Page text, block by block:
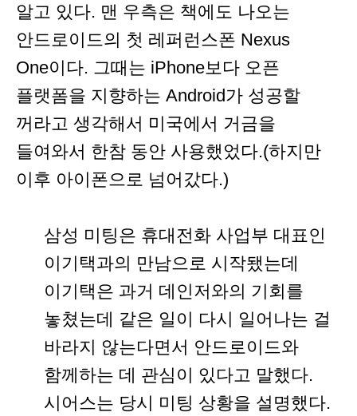
알고 있다. 맨 우측은 책에도 나오는
안드로이드의 첫 레퍼런스폰 Nexus
One이다. 그때는 iPhone보다 오픈
플랫폼을 지향하는 Android가 성공할
꺼라고 생각해서 미국에서 거금을
들여와서 한참 동안 사용했었다.(하지만
이후 아이폰으로 넘어갔다.)
삼성 미팅은 휴대전화 사업부 대표인
이기택과의 만남으로 시작됐는데
이기택은 과거 데인저와의 기회를
놓쳤는데 같은 일이 다시 일어나는 걸
바라지 않는다면서 안드로이드와
함께하는 데 관심이 있다고 말했다.
시어스는 당시 미팅 상황을 설명했다.